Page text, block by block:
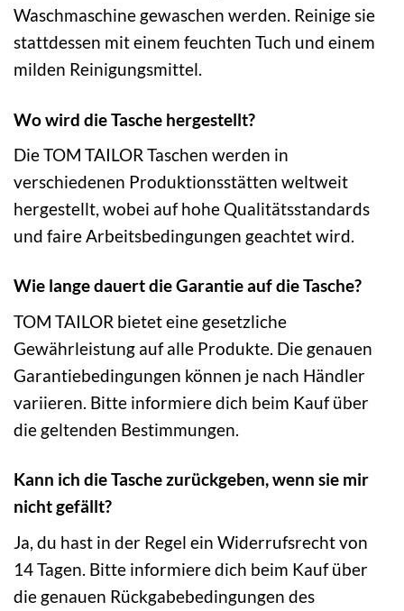
Waschmaschine gewaschen werden. Reinige sie
stattdessen mit einem feuchten Tuch und einem
milden Reinigungsmittel.
Wo wird die Tasche hergestellt?
Die TOM TAILOR Taschen werden in
verschiedenen Produktionsstätten weltweit
hergestellt, wobei auf hohe Qualitätsstandards
und faire Arbeitsbedingungen geachtet wird.
Wie lange dauert die Garantie auf die Tasche?
TOM TAILOR bietet eine gesetzliche
Gewährleistung auf alle Produkte. Die genauen
Garantiebedingungen können je nach Händler
variieren. Bitte informiere dich beim Kauf über
die geltenden Bestimmungen.
Kann ich die Tasche zurückgeben, wenn sie mir
nicht gefällt?
Ja, du hast in der Regel ein Widerrufsrecht von
14 Tagen. Bitte informiere dich beim Kauf über
die genauen Rückgabebedingungen des